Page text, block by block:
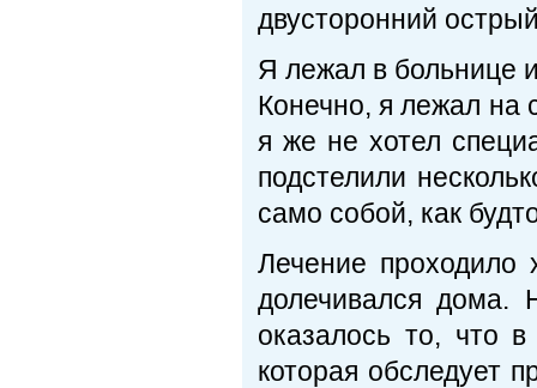
двусторонний
Я лежал в больнице
Конечно, я лежал на
я же не хотел
подстелили
само собой, как
Лечение
долечивался дома.
оказалось то, что
которая обследует